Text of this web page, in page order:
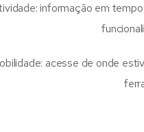
informação em
acesse de onde